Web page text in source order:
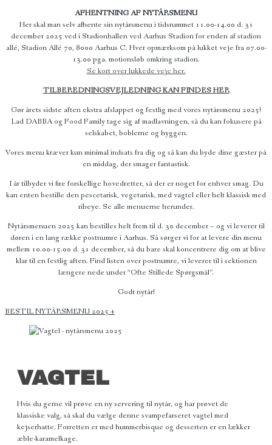
AFHENTNING AF NYTÅRSMENU
Her skal man selv afhente sin nytårsmenu i tidsrummet 11.00-14.00 d. 31
december 2025 ved i Stadionhallen ved Aarhus Stadion for enden af stadion
allé, Stadion Allé 70, 8000 Aarhus C. Hver opmærksom på lukket veje fra 07.00-
13.00 pga. motionsløb omkring stadion.
Se kort over lukkede veje her.
TILBEREDNINGSVEJLEDNING KAN FINDES HER
Gør årets sidste aften ekstra afslappet og festlig med vores nytårsmenu 2025!
Lad DABBA og Food Family tage sig af madlavningen, så du kan fokusere på
selskabet, boblerne og hyggen.
Vores menu kræver kun minimal indsats fra dig og så kan du byde dine gæster på
en middag, der smager fantastisk.
I år tilbyder vi fire forskellige hovedretter, så der er noget for enhver smag. Du
kan enten bestille den pescetarisk, vegetarisk, med vagtel eller helt klassisk med
ribeye. Se alle menuerne herunder.
Nytårsmenuen 2025 kan bestilles helt frem til d. 30 december – og vi leverer til
døren i en lang række postnumre i Aarhus. Så sørger vi for at levere din menu
mellem 10.00-15.00 d. 31 december, så du bare skal koncentrere dig om at blive
klar til en festlig aften. Find listen over postnumre, vi leverer til i sektionen
længere nede under “Ofte Stillede Spørgsmål”.
Godt nytår!
BESTIL NYTÅRSMENU 2025 +
VAGTEL
Hvis du gerne vil prøve en ny servering til nytår, og har prøvet de
klassiske valg, så skal du vælge denne svampefarseret vagtel med
kejserhatte. Forretten er med hummerbisque og desserten er en lækker
æble-karamelkage.